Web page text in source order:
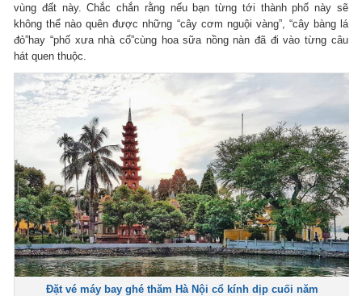
vùng đất này. Chắc chắn rằng nếu bạn từng tới thành phố này sẽ
không thể nào quên được những “cây cơm nguội vàng”, “cây bàng lá
đỏ”hay “phố xưa nhà cổ”cùng hoa sữa nồng nàn đã đi vào từng câu
hát quen thuộc.
Đặt vé máy bay ghé thăm Hà Nội cổ kính dịp cuối năm